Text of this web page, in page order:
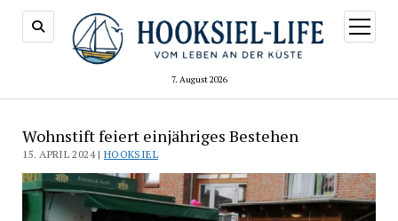
7. August 2026
Menü
öffnen
Wohnstift feiert einjähriges Bestehen
15. APRIL 2024 |HOOKSIEL